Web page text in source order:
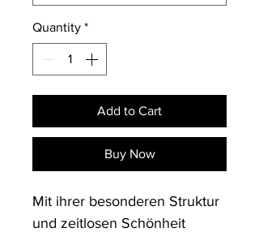
Quantity *
Add to Cart
Buy Now
Mit ihrer besonderen Struktur
und zeitlosen Schönheit